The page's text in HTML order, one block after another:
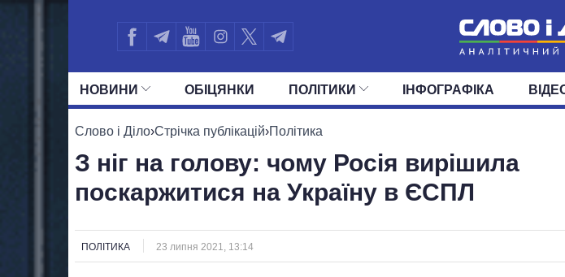
НОВИНИ
ПОЛІТИКА ЕКОНОМІКА
ОБIЦЯНКИ ПОЛIТИКИ
УСІ ПОЛІТИКИ ПРЕЗИДЕНТ І ОФІС
ДЕПУТАТИ КОМІТЕТИ
ІНФОГРАФІКА
Слово і Діло›Стрічка публікацій›Політика
З ніг на голову: чому Росія вирішила
поскаржитися на Україну в ЄСПЛ
ПОЛІТИКА 23 липня 2021, 13:14